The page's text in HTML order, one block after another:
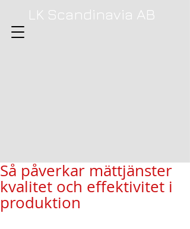
LK Scandinavia AB
Så påverkar mättjänster
kvalitet och effektivitet i
produktion